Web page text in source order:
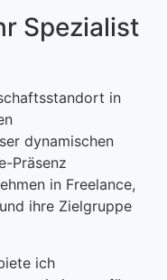
Spezialist
in
dynamischen
Präsenz
in Freelance,
ihre Zielgruppe
ich